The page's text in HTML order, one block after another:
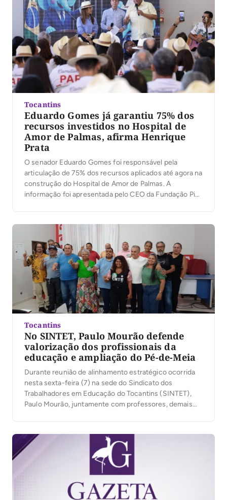
Tocantins
Eduardo Gomes já garantiu 75% dos
recursos investidos no Hospital de
Amor de Palmas, afirma Henrique
Prata
O senador Eduardo Gomes foi responsável pela
articulação de 75% dos recursos aplicados até agora na
construção do Hospital de Amor de Palmas. A
informação foi apresentada pelo CEO da Fundação Pio
e Maranhão, realizado neste sábado (8), na […]
Tocantins
No SINTET, Paulo Mourão defende
valorização dos profissionais da
educação e ampliação do Pé-de-Meia
Durante reunião de alinhamento estratégico ocorrida
nesta sexta-feira (7) na sede do Sindicato dos
Trabalhadores em Educação do Tocantins (SINTET),
Paulo Mourão, juntamente com professores, demais
candidaturas que apoiam o governo Lula e melhorias na
educação. Paulo Mourão exaltou a história de Lula, […]